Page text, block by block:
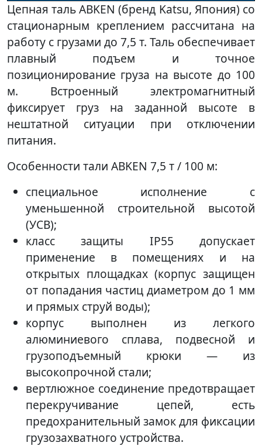
Цепная таль ABKEN (бренд Katsu, Япония) со
стационарным креплением рассчитана на
работу с грузами до 7,5 т. Таль обеспечивает
плавный подъем и точное
позиционирование груза на высоте до 100
м. Встроенный электромагнитный
фиксирует груз на заданной высоте в
нештатной ситуации при отключении
питания.
Особенности тали ABKEN 7,5 т / 100 м:
специальное исполнение с
уменьшенной строительной высотой
(УСВ);
класс защиты IP55 допускает
применение в помещениях и на
открытых площадках (корпус защищен
от попадания частиц диаметром до 1 мм
и прямых струй воды);
корпус выполнен из легкого
алюминиевого сплава, подвесной и
грузоподъемный крюки — из
высокопрочной стали;
вертлюжное соединение предотвращает
перекручивание цепей, есть
предохранительный замок для фиксации
грузозахватного устройства.